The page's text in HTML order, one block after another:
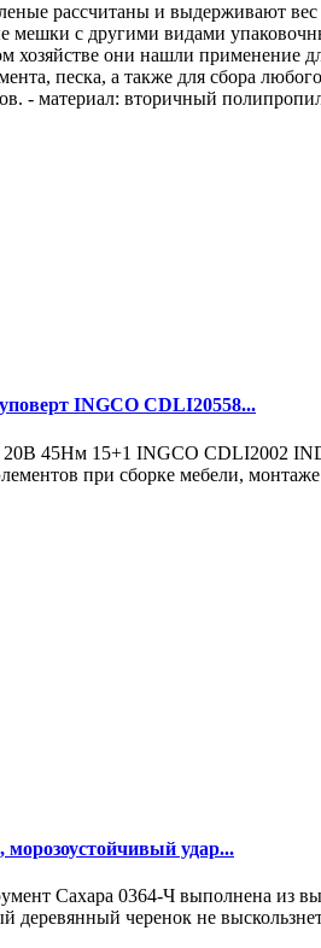
рассчитаны и выдерживают
мешки с другими видами
хозяйстве они нашли
песка, а также для сбора
- материал: вторичный
INGCO CDLI20558...
45Нм 15+1 INGCO CDLI2002
при сборке мебели,
удар...
Сахара 0364-Ч выполнена из
деревянный черенок не